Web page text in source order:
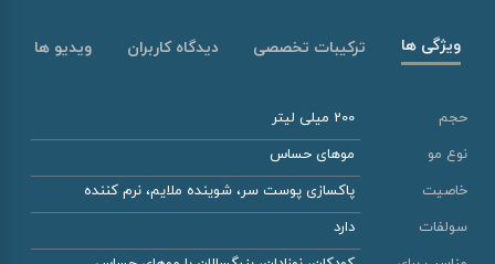
ویژگی ها ترکیبات تخصصی دیدگاه کاربران ویدیو ها
حجم
200 میلی لیتر
نوع مو
موهای حساس
خاصیت
پاکسازی پوست سر، شوینده ملایم، نرم کننده
سولفات
دارد